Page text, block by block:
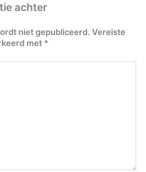
achter
niet gepubliceerd. Vereiste
met *